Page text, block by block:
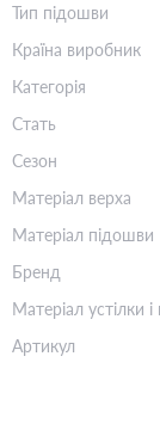
Тип підошви
Країна виробник
Категорія
Стать
Сезон
Матеріал верха
Матеріал підошви
Бренд
Матеріал устілки
Артикул